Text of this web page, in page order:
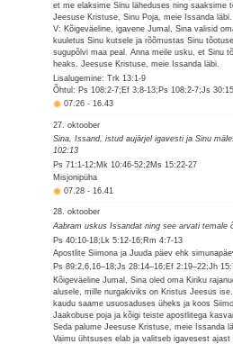
et me elaksime Sinu läheduses ning saaksime
Jeesuse Kristuse, Sinu Poja, meie Issanda läbi.
V: Kõigeväeline, igavene Jumal, Sina valisid
kuuletus Sinu kutsele ja rõõmustas Sinu
sugupõlvi maa peal. Anna meile usku, et Sinu
heaks. Jeesuse Kristuse, meie Issanda läbi.
Lisalugemine: Trk 13:1-9
Õhtul: Ps 108:2-7;Ef 3:8-13;Ps 108:2-7;Js
07.26- 16.43
27. oktoober
Sina, Issand, istud aujärjel igavesti ja Sinu
102:13
Ps 71:1-12;Mk 10:46-52;2Ms 15:22-27
Misjonipüha
07.28- 16.41
28. oktoober
Aabram uskus Issandat ning see arvati temale
Ps 40:10-18;Lk 5:12-16;Rm 4:7-13
Apostlite Siimona ja Juuda päev ehk
Ps 89:2,6,16–18;Js 28:14–16;Ef 2:19–22;Jh
Kõigeväeline Jumal, Sina oled oma Kiriku
alusele, mille nurgakiviks on Kristus Jeesus
kaudu saame usuosaduses üheks ja koos
Jaakobuse poja ja kõigi teiste apostlitega
Seda palume Jeesuse Kristuse, meie Issanda
Vaimu ühtsuses elab ja valitseb igavesest ajast